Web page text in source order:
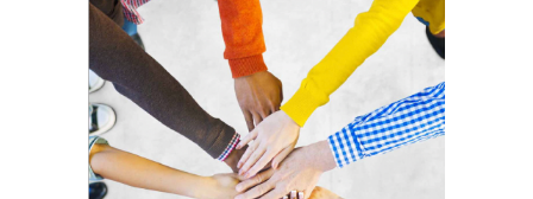
18 septembre 2023
FEUILLETER